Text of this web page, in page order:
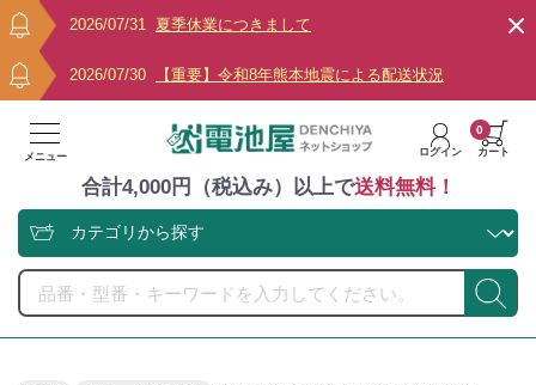
2026/07/31 夏季休業につきまして
2026/07/30 【重要】令和8年熊本地震による配送状況
メニュー ログイン カート
0
合計4,000円（税込み）以上で送料無料！